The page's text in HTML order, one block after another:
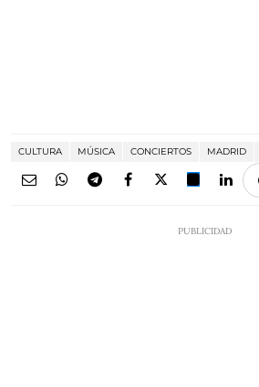
CULTURA MÚSICA CONCIERTOS MADRID